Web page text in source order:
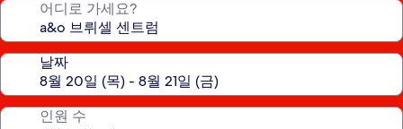
어디로 가세요?
날짜
인원 수